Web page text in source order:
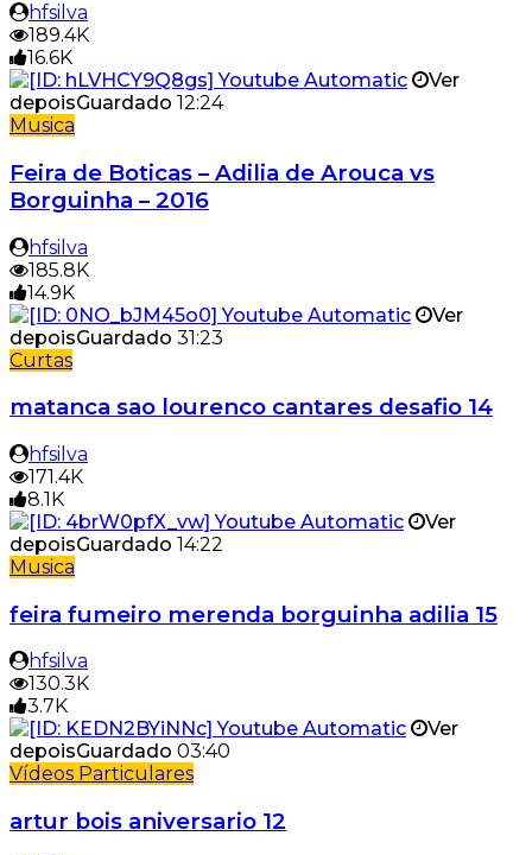
hfsilva
189.4K
16.6K
Ver
depoisGuardado 12:24
Musica
Feira de Boticas – Adilia de Arouca vs
Borguinha – 2016
hfsilva
185.8K
14.9K
Ver
depoisGuardado 31:23
Curtas
matanca sao lourenco cantares desafio 14
hfsilva
171.4K
8.1K
Ver
depoisGuardado 14:22
Musica
feira fumeiro merenda borguinha adilia 15
hfsilva
130.3K
3.7K
Ver
depoisGuardado 03:40
Vídeos Particulares
artur bois aniversario 12